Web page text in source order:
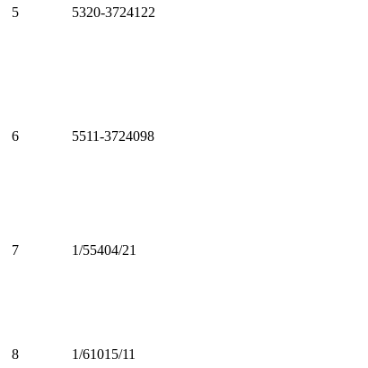
5 5320-3724122
6 5511-3724098
7 1/55404/21
8 1/61015/11